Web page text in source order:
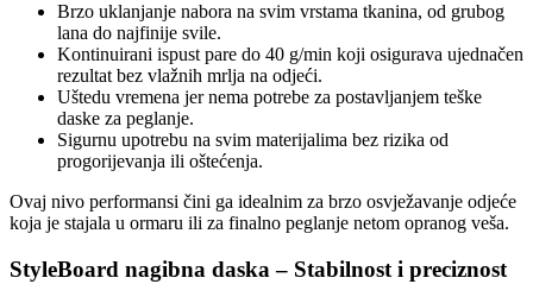
Brzo uklanjanje nabora na svim vrstama tkanina, od grubog
lana do najfinije svile.
Kontinuirani ispust pare do 40 g/min koji osigurava ujednačen
rezultat bez vlažnih mrlja na odjeći.
Uštedu vremena jer nema potrebe za postavljanjem teške
daske za peglanje.
Sigurnu upotrebu na svim materijalima bez rizika od
progorijevanja ili oštećenja.
Ovaj nivo performansi čini ga idealnim za brzo osvježavanje odjeće
koja je stajala u ormaru ili za finalno peglanje netom opranog veša.
StyleBoard nagibna daska – Stabilnost i preciznost